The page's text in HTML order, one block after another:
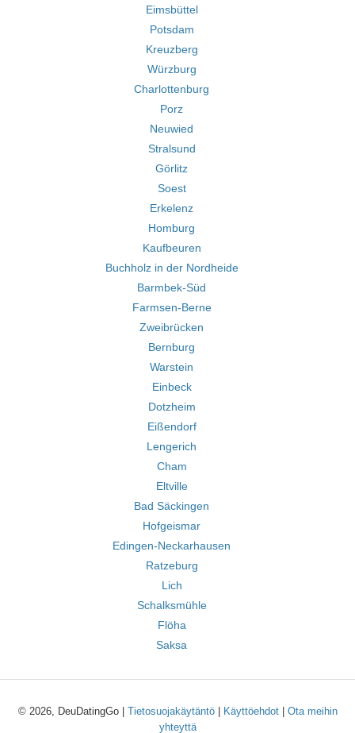
Eimsbüttel
Potsdam
Kreuzberg
Würzburg
Charlottenburg
Porz
Neuwied
Stralsund
Görlitz
Soest
Erkelenz
Homburg
Kaufbeuren
Buchholz in der Nordheide
Barmbek-Süd
Farmsen-Berne
Zweibrücken
Bernburg
Warstein
Einbeck
Dotzheim
Eißendorf
Lengerich
Cham
Eltville
Bad Säckingen
Hofgeismar
Edingen-Neckarhausen
Ratzeburg
Lich
Schalksmühle
Flöha
Saksa
© 2026, DeuDatingGo | Tietosuojakäytäntö| Käyttöehdot| Ota meihin
yhteyttä